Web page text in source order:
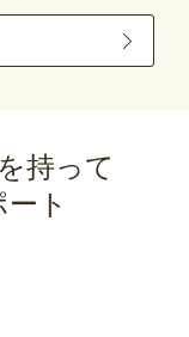
持って
ト